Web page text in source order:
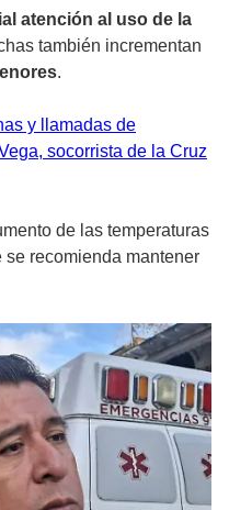
atención al uso de la
también incrementan
.
y llamadas de
socorrista de la Cruz
de las temperaturas
recomienda mantener